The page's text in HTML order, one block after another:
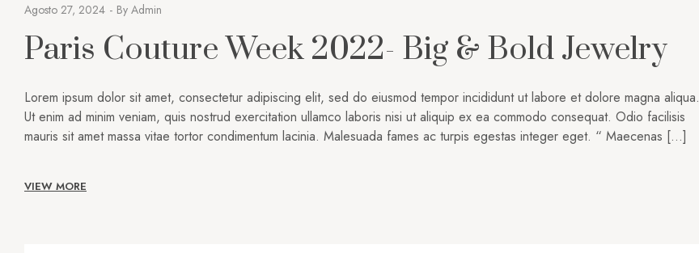
Agosto 27, 2024 By Admin
Paris Couture Week 2022- Big & Bold Jewelry
Lorem ipsum dolor sit amet, consectetur adipiscing elit, sed do eiusmod tempor incididunt ut labore et dolore magna aliqua.
Ut enim ad minim veniam, quis nostrud exercitation ullamco laboris nisi ut aliquip ex ea commodo consequat. Odio facilisis
mauris sit amet massa vitae tortor condimentum lacinia. Malesuada fames ac turpis egestas integer eget. “ Maecenas […]
VIEW MORE